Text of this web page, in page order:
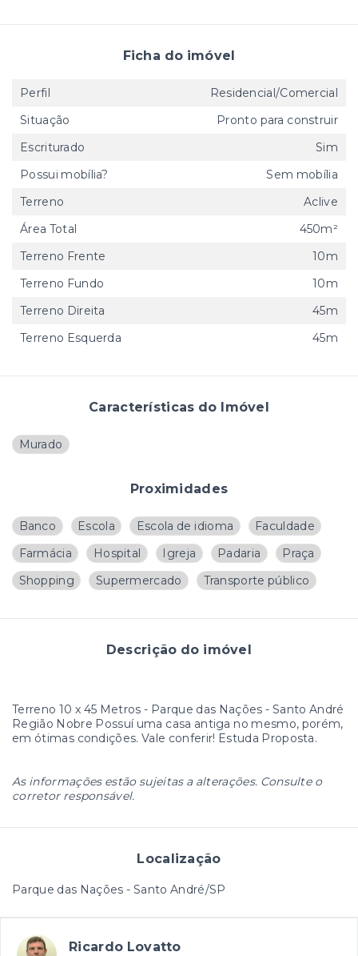
Características do Imóvel
Murado
Proximidades
Banco Escola Escola de idioma
Faculdade
Farmácia
Hospital Igreja Padaria
Praça
Shopping
Supermercado Transporte público
Descrição do imóvel
Terreno 10 x 45 Metros - Parque das Nações - Santo André
Região Nobre Possuí uma casa antiga no mesmo, porém,
em ótimas condições. Vale conferir! Estuda Proposta.
As informações estão sujeitas a alterações. Consulte o
corretor responsável.
Localização
Parque das Nações - Santo André/SP
Ficha do imóvel
Perfil
Residencial/Comercial
Situação
Pronto para construir
Escriturado
Sim
Possui mobília?
Sem mobília
Terreno
Aclive
Área Total
450m²
Terreno Frente
10m
Terreno Fundo
10m
Terreno Direita
45m
Terreno Esquerda
45m
Ricardo Lovatto